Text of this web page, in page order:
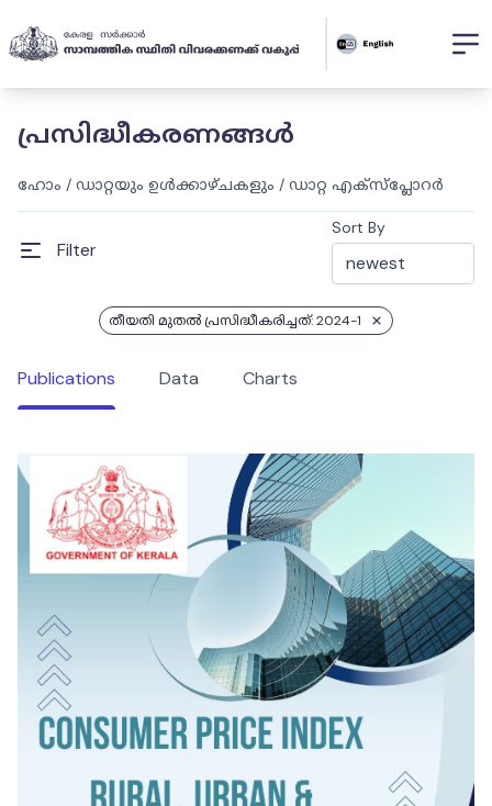
പ്രസിദ്ധീകരണങ്ങൾ
ഹോം / ഡാറ്റയും ഉൾക്കാഴ്ചകളും / ഡാറ്റ എക്സ്പ്ലോറർ
Filter
Sort By
തീയതി മുതൽ പ്രസിദ്ധീകരിച്ചത്: 2024-1
Publications Data Charts